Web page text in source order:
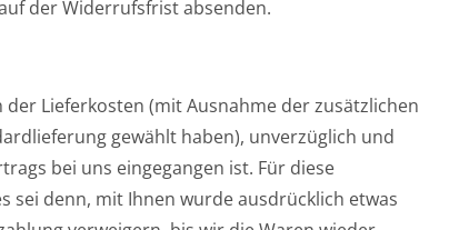
der Widerrufsfrist absenden.
Lieferkosten (mit Ausnahme der zusätzlichen
gewählt haben), unverzüglich und
bei uns eingegangen ist. Für diese
sei denn, mit Ihnen wurde ausdrücklich etwas